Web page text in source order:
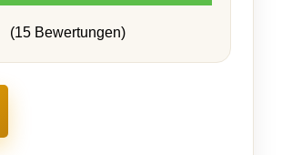
(15 Bewertungen)